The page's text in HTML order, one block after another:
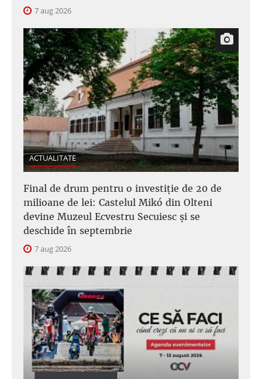
7 aug 2026
ACTUALITATE
Final de drum pentru o investiție de 20 de
milioane de lei: Castelul Mikó din Olteni
devine Muzeul Ecvestru Secuiesc și se
deschide în septembrie
7 aug 2026